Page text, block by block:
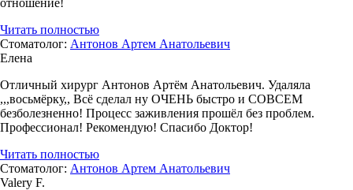
Читать полностью
Стоматолог: Антонов Артем Анатольевич
Елена
Отличный хирург Антонов Артём Анатольевич. Удаляла
,,,восьмёрку,, Всё сделал ну ОЧЕНЬ быстро и СОВСЕМ
безболезненно! Процесс заживления прошёл без проблем.
Профессионал! Рекомендую! Спасибо Доктор!
Читать полностью
Стоматолог: Антонов Артем Анатольевич
Valery F.